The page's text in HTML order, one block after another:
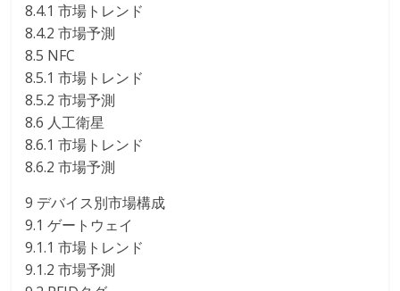
8.4.1 市場トレンド
8.4.2 市場予測
8.5 NFC
8.5.1 市場トレンド
8.5.2 市場予測
8.6 人工衛星
8.6.1 市場トレンド
8.6.2 市場予測
9 デバイス別市場構成
9.1 ゲートウェイ
9.1.1 市場トレンド
9.1.2 市場予測